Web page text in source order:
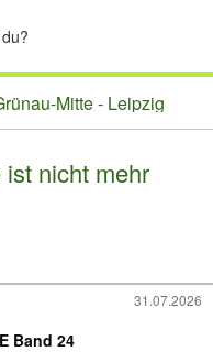
Mitte - Leipzig
nicht mehr
31.07.2026
Band 24